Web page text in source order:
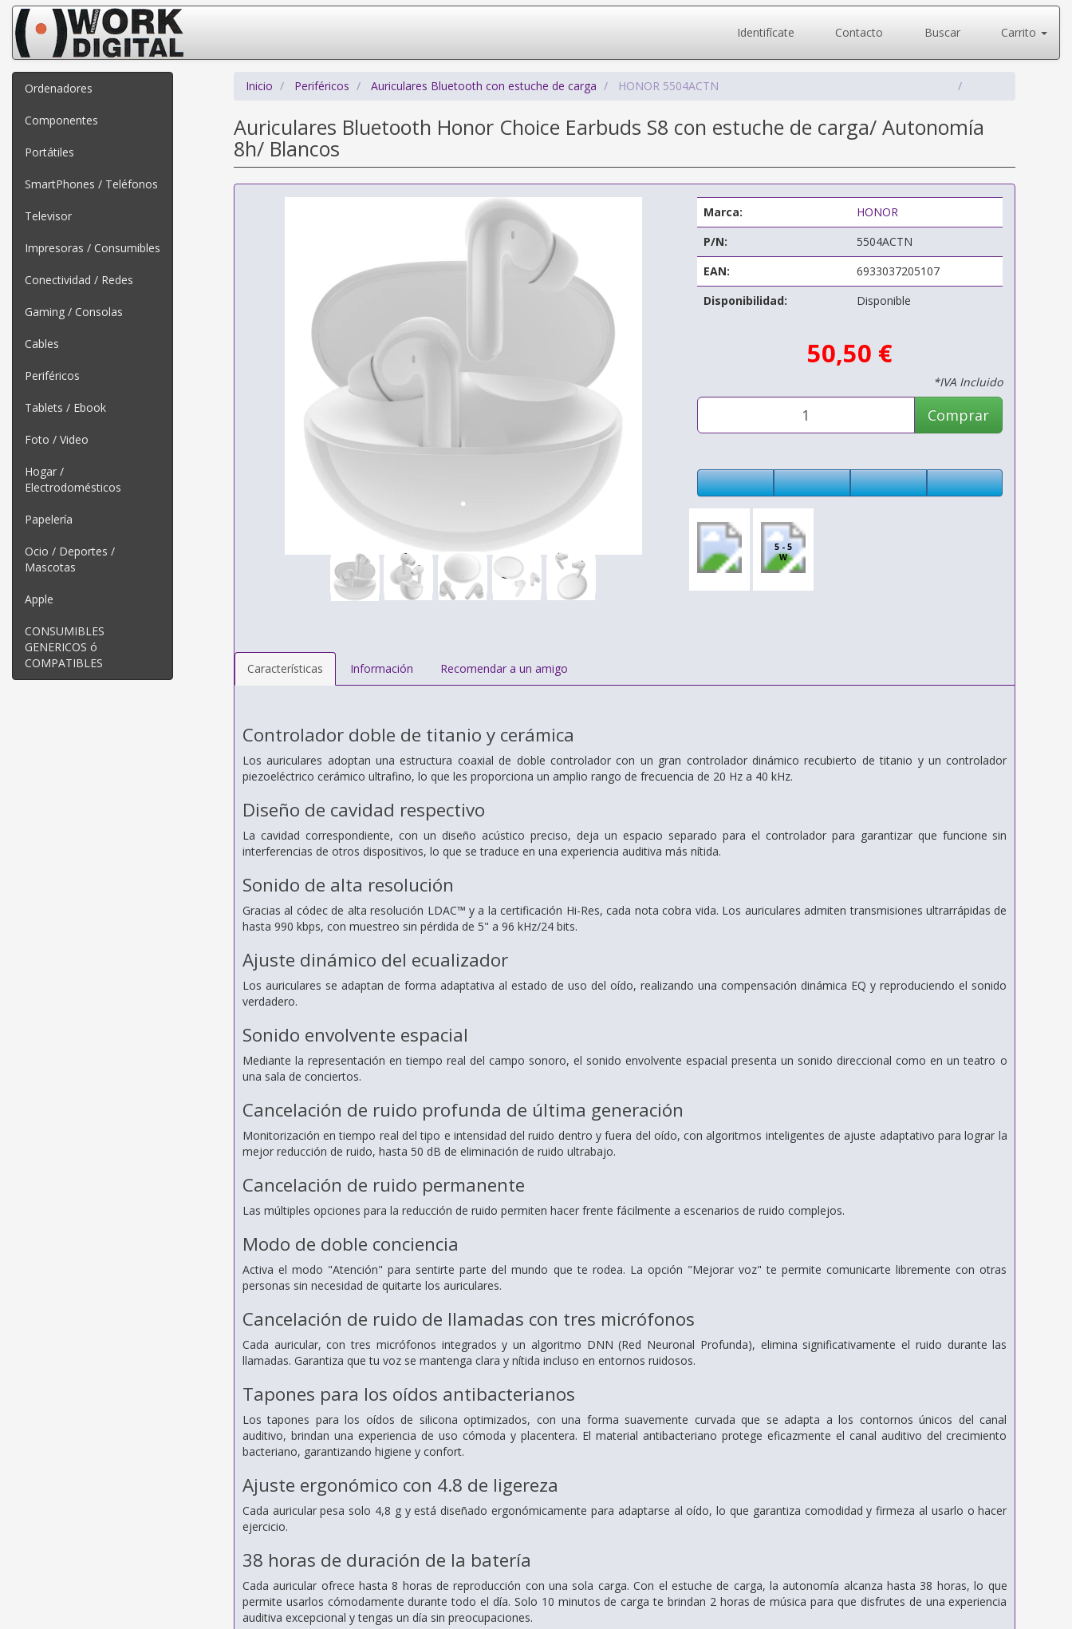
Identifícate Contacto Buscar Carrito
Ordenadores
Componentes
Portátiles
SmartPhones / Teléfonos
Televisor
Impresoras / Consumibles
Conectividad / Redes
Gaming / Consolas
Cables
Periféricos
Tablets / Ebook
Foto / Video
Hogar /
Electrodomésticos
Papelería
Ocio / Deportes /
Mascotas
Apple
CONSUMIBLES
GENERICOS ó
COMPATIBLES
Inicio Periféricos Auriculares Bluetooth con estuche de carga HONOR 5504ACTN
Auriculares Bluetooth Honor Choice Earbuds S8 con estuche de carga/ Autonomía
8h/ Blancos
Marca:
HONOR
P/N:
5504ACTN
EAN:
6933037205107
Disponibilidad:
Disponible
50,50 €
*IVA Incluido
Comprar
5 - 5
W
Características Información Recomendar a un amigo
Controlador doble de titanio y cerámica
Los auriculares adoptan una estructura coaxial de doble controlador con un gran controlador dinámico recubierto de titanio y un controlador
piezoeléctrico cerámico ultrafino, lo que les proporciona un amplio rango de frecuencia de 20 Hz a 40 kHz.
Diseño de cavidad respectivo
La cavidad correspondiente, con un diseño acústico preciso, deja un espacio separado para el controlador para garantizar que funcione sin
interferencias de otros dispositivos, lo que se traduce en una experiencia auditiva más nítida.
Sonido de alta resolución
Gracias al códec de alta resolución LDAC™ y a la certificación Hi-Res,cada nota cobra vida. Los auriculares admiten transmisiones ultrarrápidas de
hasta 990 kbps, con muestreo sin pérdida de 5" a 96 kHz/24 bits.
Ajuste dinámico del ecualizador
Los auriculares se adaptan de forma adaptativa al estado de uso del oído,realizando una compensación dinámica EQ y reproduciendo el sonido
verdadero.
Sonido envolvente espacial
Mediante la representación en tiempo real del campo sonoro,el sonido envolvente espacial presentaun sonido direccional como en un teatro o
una sala de conciertos.
Cancelación de ruido profunda de última generación
Monitorización en tiempo real del tipo e intensidad del ruido dentro y fuera del oído,con algoritmos inteligentes de ajuste adaptativo para lograr la
mejor reducción de ruido, hasta 50 dB de eliminación de ruido ultrabajo.
Cancelación de ruido permanente
Las múltiples opciones para la reducción de ruido permiten hacer frente fácilmente a escenarios de ruido complejos.
Modo de doble conciencia
Activa el modo "Atención" para sentirte parte del mundo que te rodea. La opción "Mejorar voz" te permite comunicarte libremente con otras
personas sin necesidad de quitarte los auriculares.
Cancelación de ruido de llamadas con tres micrófonos
Cada auricular, con tres micrófonos integradosy un algoritmo DNN (Red Neuronal Profunda), elimina significativamente el ruido durante las
llamadas. Garantiza que tu voz se mantenga clara y nítida incluso en entornos ruidosos.
Tapones para los oídos antibacterianos
Los tapones para los oídos de silicona optimizados, con una forma suavemente curvadaque se adapta a los contornos únicos del canal
auditivo, brindan una experiencia de uso cómoda y placentera. El material antibacteriano protege eficazmente el canal auditivo del crecimiento
bacteriano, garantizando higiene y confort.
Ajuste ergonómico con 4.8 de ligereza
Cada auricular pesa solo 4,8 g y está diseñadoergonómicamente para adaptarse al oído,lo que garantiza comodidad y firmeza al usarlo o hacer
ejercicio.
38 horas de duración de la batería
Cada auricular ofrece hasta 8 horas de reproducción con una sola carga. Con el estuche de carga, la autonomía alcanza hasta 38 horas, lo que
permite usarlos cómodamente durante todo el día. Solo 10 minutos de carga te brindan 2 horas de música para que disfrutes de una experiencia
auditiva excepcional y tengas un día sin preocupaciones.